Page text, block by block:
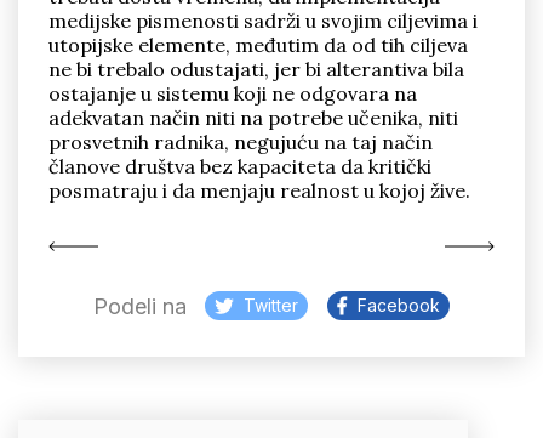
Podeli na Twitter Facebook
medijske pismenosti sadrži u svojim ciljevima i
utopijske elemente, međutim da od tih ciljeva
ne bi trebalo odustajati, jer bi alterantiva bila
ostajanje u sistemu koji ne odgovara na
adekvatan način niti na potrebe učenika, niti
prosvetnih radnika, negujuću na taj način
članove društva bez kapaciteta da kritički
posmatraju i da menjaju realnost u kojoj žive.